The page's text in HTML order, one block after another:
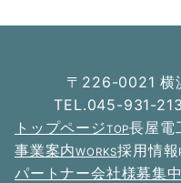
ョ
ン
〒226-0021 横
TEL.045-931-
トップページTOP長屋電
事業案内WORKS採用情報
パートナー会社様募集中